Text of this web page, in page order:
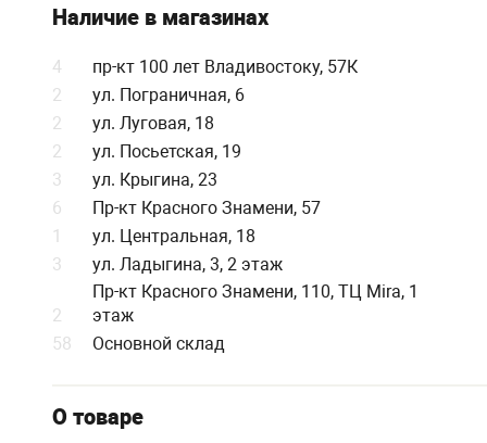
Наличие в магазинах
4
пр-кт 100 лет Владивостоку, 57К
2
ул. Пограничная, 6
2
ул. Луговая, 18
2
ул. Посьетская, 19
3
ул. Крыгина, 23
6
Пр-кт Красного Знамени, 57
1
ул. Центральная, 18
3
ул. Ладыгина, 3, 2 этаж
2
Пр-кт Красного Знамени, 110, ТЦ Mira, 1
этаж
58
Основной склад
О товаре